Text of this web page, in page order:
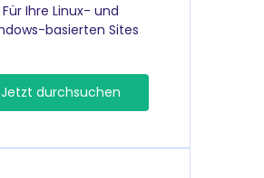
Für Ihre Linux- und
basierten Sites
Jetzt durchsuchen